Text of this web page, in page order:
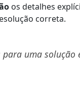
os detalhes
correta.
uma solução